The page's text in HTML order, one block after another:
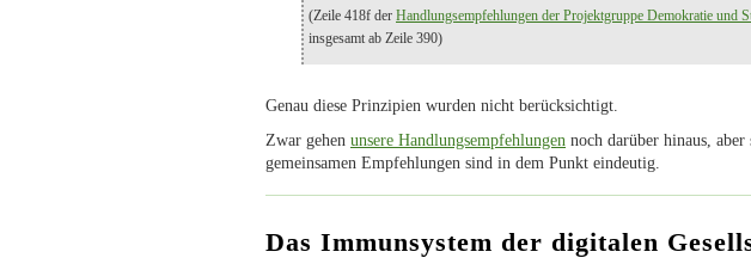
(Zeile 418f der Handlungsempfehlungen der Projektgruppe Demokratie und
insgesamt ab Zeile 390)
Genau diese Prinzipien wurden nicht berücksichtigt.
Zwar gehen unsere Handlungsempfehlungen noch darüber hinaus, aber
gemeinsamen Empfehlungen sind in dem Punkt eindeutig.
Das Immunsystem der digitalen